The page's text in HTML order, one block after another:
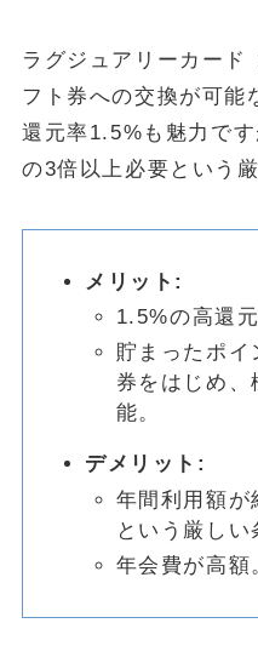
ラグジュアリーカー
フト券への交換が可能
還元率1.5%も魅力で
の3倍以上必要という
メリット:
1.5%の高還元
貯まったポイ
券をはじめ、
能。
デメリット:
年間利用額が
という厳しい
年会費が高額